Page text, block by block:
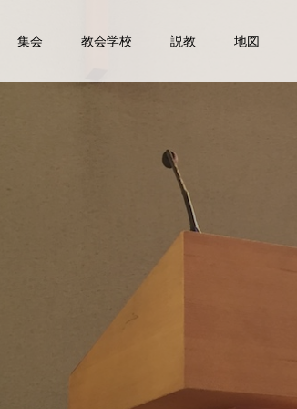
集会 教会学校 説教 地図